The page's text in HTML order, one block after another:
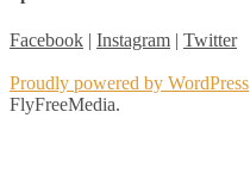
Facebook | Instagram | Twitter
Proudly powered by WordPress
FlyFreeMedia.